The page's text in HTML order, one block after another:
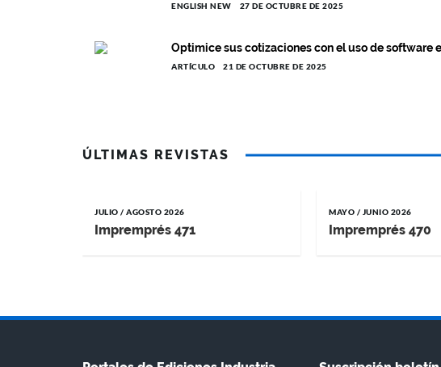
ENGLISH NEW 27 DE OCTUBRE DE 2025
Optimice sus cotizaciones con el uso de software
ARTÍCULO 21 DE OCTUBRE DE 2025
ÚLTIMAS REVISTAS
JULIO / AGOSTO 2026
Impremprés 471
MAYO / JUNIO 2026
Impremprés 470